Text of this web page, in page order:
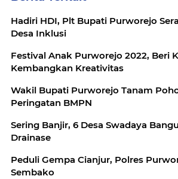
Hadiri HDI, Plt Bupati Purworejo
Desa Inklusi
Festival Anak Purworejo 2022, Beri
Kembangkan Kreativitas
Wakil Bupati Purworejo Tanam
Peringatan BMPN
Sering Banjir, 6 Desa Swadaya
Drainase
Peduli Gempa Cianjur, Polres
Sembako